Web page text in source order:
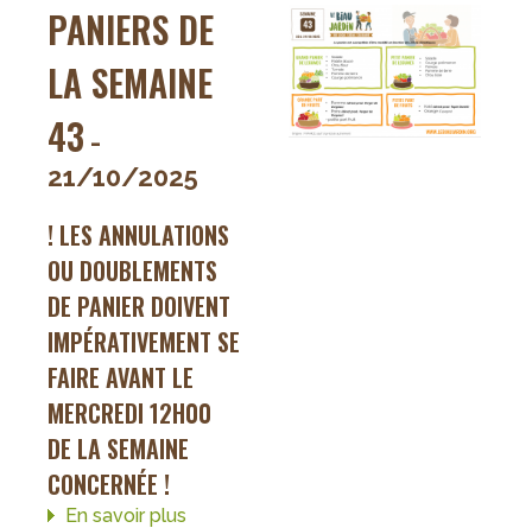
PANIERS DE
LA SEMAINE
43 -
21/10/2025
! LES ANNULATIONS
OU DOUBLEMENTS
DE PANIER DOIVENT
IMPÉRATIVEMENT SE
FAIRE AVANT LE
MERCREDI 12H00
DE LA SEMAINE
CONCERNÉE !
En savoir plus